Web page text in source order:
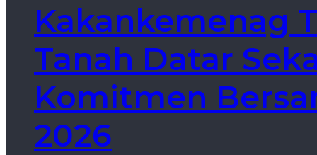
Kakankemenag
Tanah Datar
Komitmen
2026